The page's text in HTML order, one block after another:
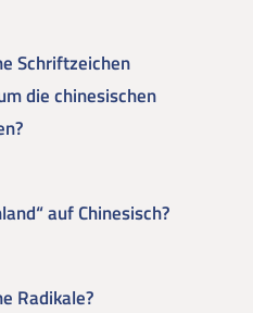
Schriftzeichen
die chinesischen
auf Chinesisch?
Radikale?